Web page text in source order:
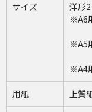
サイズ
洋形
※A6
※A5
※A4
用紙 上質